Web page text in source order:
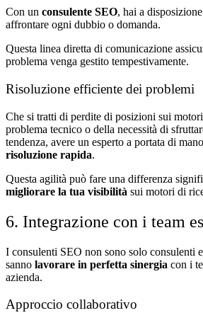
Con un consulente SEO, hai a
affrontare ogni dubbio o domanda.
Questa linea diretta di comunicazione
problema venga gestito tempestivamente.
Risoluzione efficiente dei problemi
Che si tratti di perdite di posizioni sui
problema tecnico o della necessità di
tendenza, avere un esperto a portata di
risoluzione rapida.
Questa agilità può fare una differenza
migliorare la tua visibilità sui motori di
6. Integrazione con i team
I consulenti SEO non sono solo consulenti
sanno lavorare in perfetta sinergia con i
azienda.
Approccio collaborativo